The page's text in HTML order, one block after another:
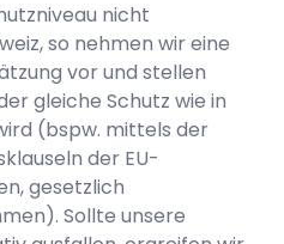
nicht
so nehmen wir eine
vor und stellen
gleiche Schutz wie in
(bspw. mittels der
der EU-
gesetzlich
Sollte unsere